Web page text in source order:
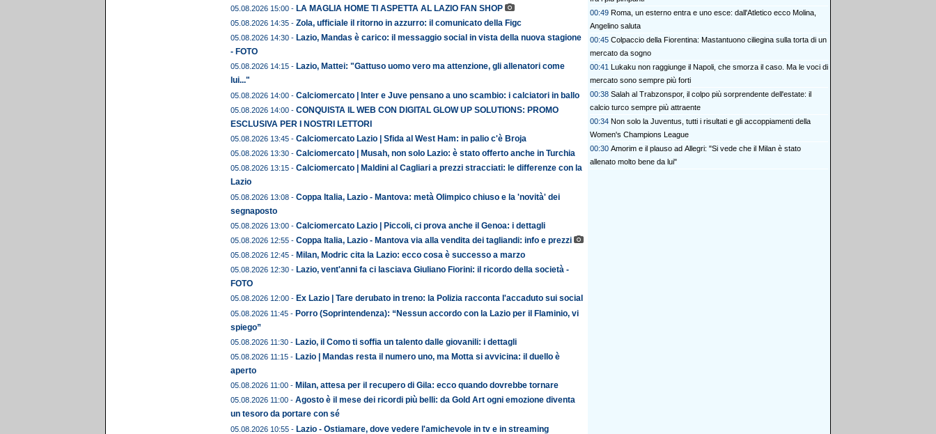
05.08.2026 15:00 - LA MAGLIA HOME TI ASPETTA AL LAZIO FAN SHOP
05.08.2026 14:35 - Zola, ufficiale il ritorno in azzurro: il comunicato della Figc
05.08.2026 14:30 - Lazio, Mandas è carico: il messaggio social in vista della nuova stagione
- FOTO
05.08.2026 14:15 - Lazio, Mattei: "Gattuso uomo vero ma attenzione, gli allenatori come
lui..."
05.08.2026 14:00 - Calciomercato | Inter e Juve pensano a uno scambio: i calciatori in ballo
05.08.2026 14:00 - CONQUISTA IL WEB CON DIGITAL GLOW UP SOLUTIONS: PROMO
ESCLUSIVA PER I NOSTRI LETTORI
05.08.2026 13:45 - Calciomercato Lazio | Sfida al West Ham: in palio c'è Broja
05.08.2026 13:30 - Calciomercato | Musah, non solo Lazio: è stato offerto anche in Turchia
05.08.2026 13:15 - Calciomercato | Maldini al Cagliari a prezzi stracciati: le differenze con la
Lazio
05.08.2026 13:08 - Coppa Italia, Lazio - Mantova: metà Olimpico chiuso e la 'novità' dei
segnaposto
05.08.2026 13:00 - Calciomercato Lazio | Piccoli, ci prova anche il Genoa: i dettagli
05.08.2026 12:55 - Coppa Italia, Lazio - Mantova via alla vendita dei tagliandi: info e prezzi
05.08.2026 12:45 - Milan, Modric cita la Lazio: ecco cosa è successo a marzo
05.08.2026 12:30 - Lazio, vent'anni fa ci lasciava Giuliano Fiorini: il ricordo della società -
FOTO
05.08.2026 12:00 - Ex Lazio | Tare derubato in treno: la Polizia racconta l'accaduto sui social
05.08.2026 11:45 - Porro (Soprintendenza): “Nessun accordo con la Lazio per il Flaminio, vi
spiego”
05.08.2026 11:30 - Lazio, il Como ti soffia un talento dalle giovanili: i dettagli
05.08.2026 11:15 - Lazio | Mandas resta il numero uno, ma Motta si avvicina: il duello è
aperto
05.08.2026 11:00 - Milan, attesa per il recupero di Gila: ecco quando dovrebbe tornare
05.08.2026 11:00 - Agosto è il mese dei ricordi più belli: da Gold Art ogni emozione diventa
un tesoro da portare con sé
05.08.2026 10:55 - Lazio - Ostiamare, dove vedere l'amichevole in tv e in streaming
00:49 Roma, un esterno entra e uno esce: dall'Atletico ecco Molina,
Angelino saluta
00:45 Colpaccio della Fiorentina: Mastantuono ciliegina sulla torta di un
mercato da sogno
00:41 Lukaku non raggiunge il Napoli, che smorza il caso. Ma le voci di
mercato sono sempre più forti
00:38 Salah al Trabzonspor, il colpo più sorprendente dell'estate: il
calcio turco sempre più attraente
00:34 Non solo la Juventus, tutti i risultati e gli accoppiamenti della
Women's Champions League
00:30 Amorim e il plauso ad Allegri: "Si vede che il Milan è stato
allenato molto bene da lui"